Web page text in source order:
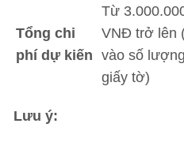
Tổng chi
phí dự kiến
Từ
VNĐ trở lên
vào số lượng
giấy tờ)
Lưu ý: